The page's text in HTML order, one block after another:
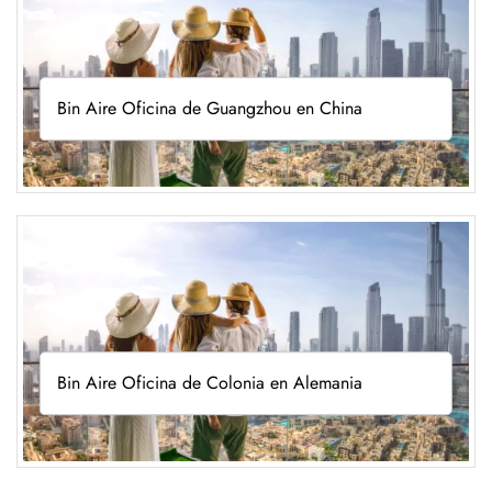
Bin Aire Oficina de Guangzhou en China
Bin Aire Oficina de Colonia en Alemania